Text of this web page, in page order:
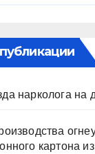
нарколога на
картона из